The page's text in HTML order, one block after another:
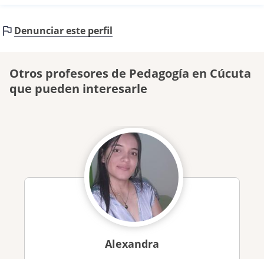
Denunciar este perfil
Otros profesores de Pedagogía en Cúcuta
que pueden interesarle
Alexandra